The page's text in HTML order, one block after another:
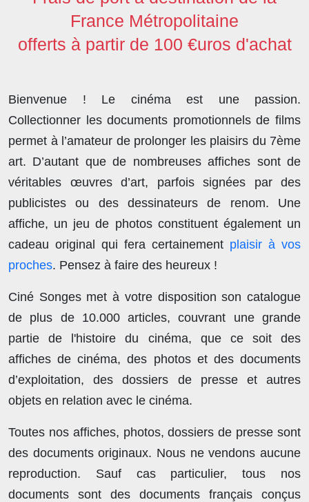
France Métropolitaine
offerts à partir de 100 €uros d'achat
Bienvenue ! Le cinéma est une passion.
Collectionner les documents promotionnels de films
permet à l’amateur de prolonger les plaisirs du 7ème
art. D’autant que de nombreuses affiches sont de
véritables œuvres d’art, parfois signées par des
publicistes ou des dessinateurs de renom. Une
affiche, un jeu de photos constituent également un
cadeau original qui fera certainement plaisir à vos
proches. Pensez à faire des heureux !
Ciné Songes met à votre disposition son catalogue
de plus de 10.000 articles, couvrant une grande
partie de l'histoire du cinéma, que ce soit des
affiches de cinéma, des photos et des documents
d’exploitation, des dossiers de presse et autres
objets en relation avec le cinéma.
Toutes nos affiches, photos, dossiers de presse sont
des documents originaux. Nous ne vendons aucune
reproduction. Sauf cas particulier, tous nos
documents sont des documents français conçus